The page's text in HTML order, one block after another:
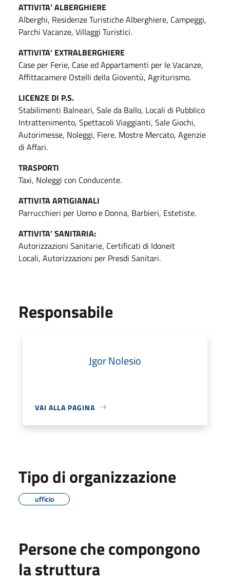
ATTIVITA’ ALBERGHIERE
Alberghi, Residenze Turistiche Alberghiere, Campeggi,
Parchi Vacanze, Villaggi Turistici.
ATTIVITA’ EXTRALBERGHIERE
Case per Ferie, Case ed Appartamenti per le Vacanze,
Affittacamere Ostelli della Gioventù, Agriturismo.
LICENZE DI P.S.
Stabilimenti Balneari, Sale da Ballo, Locali di Pubblico
Intrattenimento, Spettacoli Viaggianti, Sale Giochi,
Autorimesse, Noleggi, Fiere, Mostre Mercato, Agenzie
di Affari.
TRASPORTI
Taxi, Noleggi con Conducente.
ATTIVITA ARTIGIANALI
Parrucchieri per Uomo e Donna, Barbieri, Estetiste.
ATTIVITA’ SANITARIA:
Autorizzazioni Sanitarie, Certificati di Idoneit
Locali, Autorizzazioni per Presdi Sanitari.
Responsabile
Jgor Nolesio
VAI ALLA PAGINA
Tipo di organizzazione
ufficio
Persone che compongono
la struttura